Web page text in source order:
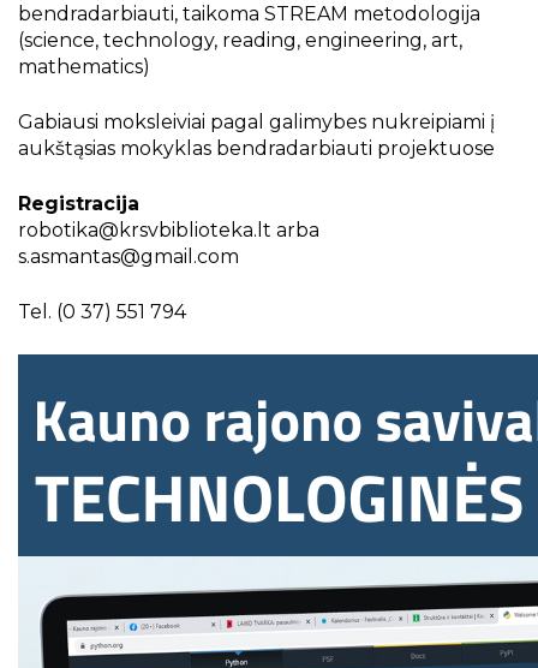
Skaitmeninio kūrybiškumo konkursas
„Įženk į knygos pasaulį“
Asmeninės konsultacijos informacinio
bendradarbiauti, taikoma STREAM metodologija
(science, technology, reading, engineering, art,
mathematics)
Gabiausi moksleiviai pagal galimybes nukreipiami į
aukštąsias mokyklas bendradarbiauti projektuose
Registracija
robotika@krsvbiblioteka.lt arba
s.asmantas@gmail.com
Tel. (0 37) 551 794